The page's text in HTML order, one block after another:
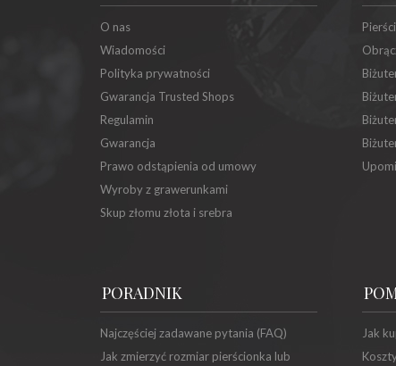
O nas
Wiadomości
Polityka prywatności
Gwarancja Trusted Shops
Regulamin
Gwarancja
Prawo odstąpienia od umowy
Wyroby z grawerunkami
Skup złomu złota i srebra
PORADNIK
Najczęściej zadawane pytania (FAQ)
Jak zmierzyć rozmiar pierścionka lub
Jak